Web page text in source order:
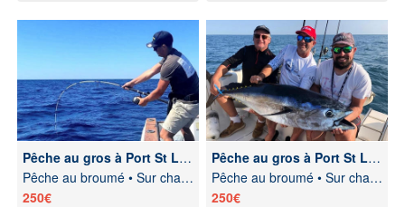
Pêche au gros à Port St Louis du Rhône
Pêche au broumé • Sur chasses
250€
Pêche au gros à Port St Louis du Rhône
Pêche au broumé • Sur chasses
250€